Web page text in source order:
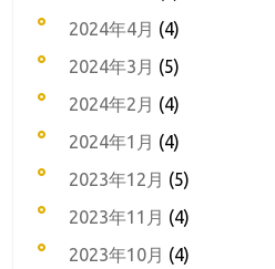
2024年4月 (4)
2024年3月 (5)
2024年2月 (4)
2024年1月 (4)
2023年12月 (5)
2023年11月 (4)
2023年10月 (4)